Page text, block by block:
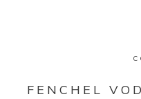
FENCHEL